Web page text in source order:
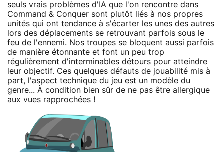
seuls vrais problèmes d'IA que l'on rencontre dans
Command & Conquer sont plutôt liés à nos propres
unités qui ont tendance à s'écarter les unes des autres
lors des déplacements se retrouvant parfois sous le
feu de l'ennemi. Nos troupes se bloquent aussi parfois
de manière étonnante et font un peu trop
régulièrement d'interminables détours pour atteindre
leur objectif. Ces quelques défauts de jouabilité mis à
part, l'aspect technique du jeu est un modèle du
genre... À condition bien sûr de ne pas être allergique
aux vues rapprochées !